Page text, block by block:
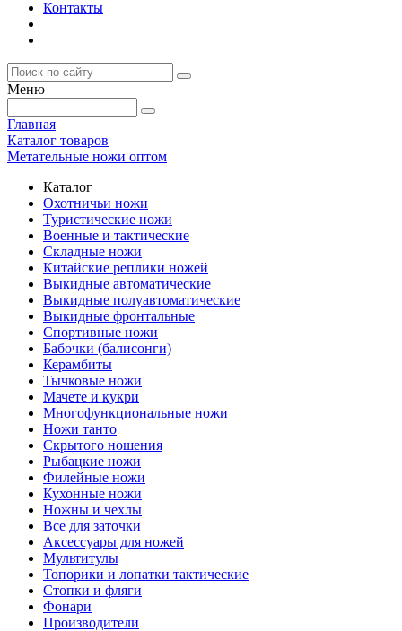
Контакты
Меню
Главная
Каталог товаров
Метательные ножи оптом
Каталог
Охотничьи ножи
Туристические ножи
Военные и тактические
Складные ножи
Китайские реплики ножей
Выкидные автоматические
Выкидные полуавтоматические
Выкидные фронтальные
Спортивные ножи
Бабочки (балисонги)
Керамбиты
Тычковые ножи
Мачете и кукри
Многофункциональные ножи
Ножи танто
Скрытого ношения
Рыбацкие ножи
Филейные ножи
Кухонные ножи
Ножны и чехлы
Все для заточки
Аксессуары для ножей
Мультитулы
Топорики и лопатки тактические
Стопки и фляги
Фонари
Производители